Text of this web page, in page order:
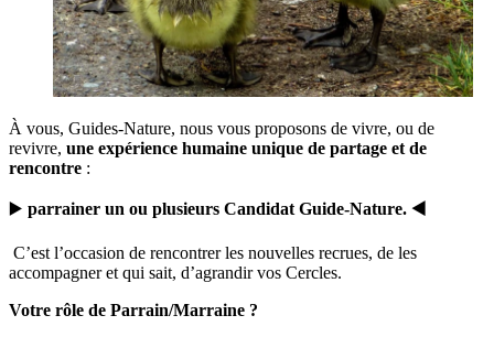
À vous, Guides-Nature, nous vous proposons de vivre, ou de
revivre, une expérience humaine unique de partage et de
rencontre :
▶️ parrainer un ou plusieurs Candidat Guide-Nature. ◀️
️ C’est l’occasion de rencontrer les nouvelles recrues, de les
accompagner et qui sait, d’agrandir vos Cercles.
Votre rôle de Parrain/Marraine ?